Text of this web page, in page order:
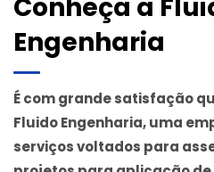
Conheça a
Engenharia
É com grande satisfação
Fluido Engenharia, uma
serviços voltados para